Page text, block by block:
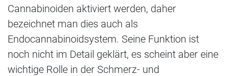
Cannabinoiden aktiviert werden, daher
bezeichnet man dies auch als
Endocannabinoidsystem. Seine Funktion ist
noch nicht im Detail geklärt, es scheint aber eine
wichtige Rolle in der Schmerz- und